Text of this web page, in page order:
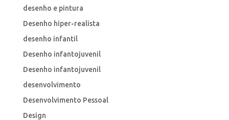
desenho e pintura
Desenho hiper-realista
desenho infantil
Desenho infantojuvenil
Desenho infantojuvenil
desenvolvimento
Desenvolvimento Pessoal
Design